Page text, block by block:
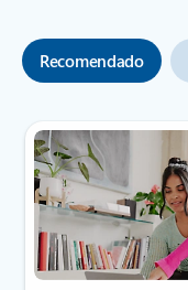
Recomendado